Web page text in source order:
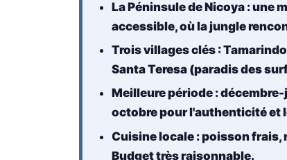
La Péninsule de Nicoya: une
accessible, où la jungle
Trois villages clés:
Santa Teresa (paradis des
Meilleure période:
octobre pour l'authenticité et
Cuisine locale: poisson frais,
Budget très raisonnable.